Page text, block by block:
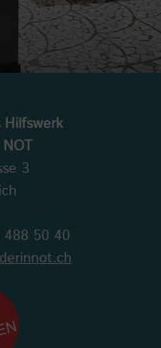
Hilfswerk
3
488 50 40